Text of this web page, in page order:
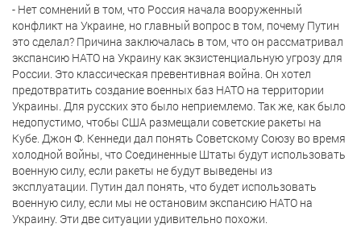
- Нет сомнений в том, что Россия начала вооруженный
конфликт на Украине, но главный вопрос в том, почему Путин
это сделал? Причина заключалась в том, что он рассматривал
экспансию НАТО на Украину как экзистенциальную угрозу для
России. Это классическая превентивная война. Он хотел
предотвратить создание военных баз НАТО на территории
Украины. Для русских это было неприемлемо. Так же, как было
недопустимо, чтобы США размещали советские ракеты на
Кубе. Джон Ф. Кеннеди дал понять Советскому Союзу во время
холодной войны, что Соединенные Штаты будут использовать
военную силу, если ракеты не будут выведены из
эксплуатации. Путин дал понять, что будет использовать
военную силу, если мы не остановим экспансию НАТО на
Украину. Эти две ситуации удивительно похожи.